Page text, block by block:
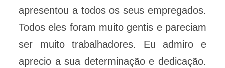
apresentou a todos os seus empregados.
Todos eles foram muito gentis e pareciam
ser muito trabalhadores. Eu admiro e
aprecio a sua determinação e dedicação.